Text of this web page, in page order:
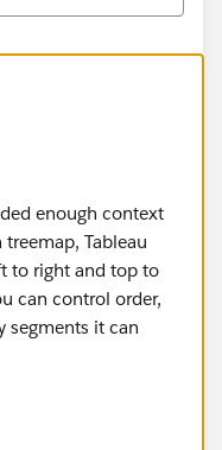
enough context
Tableau
to right and top to
can control order,
segments it can